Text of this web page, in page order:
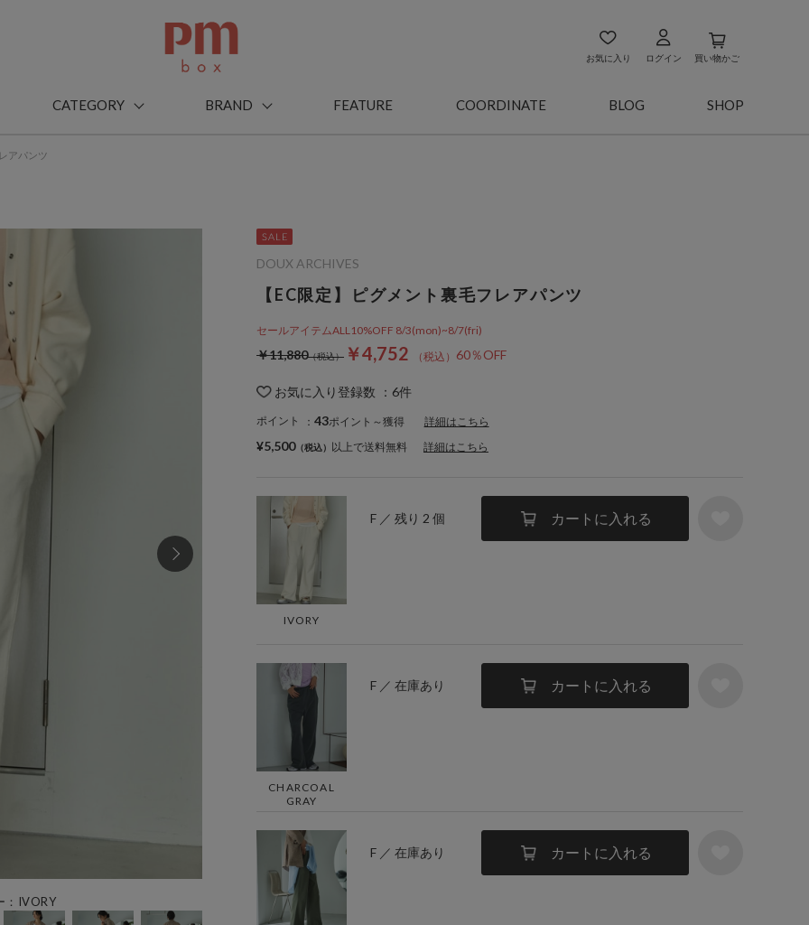
お気に入り ログイン 買い物かご
CATEGORY BRAND FEATURE COORDINATE BLOG SHOP
アパンツ
：IVORY
【EC限定】ピグメント裏毛フレアパンツ
セールアイテムALL10%OFF 8/3(mon)~8/7(fri)
￥4,752 60％OFF
￥11,880
お気に入り登録数 ： 6件
ポイント ： 43ポイント～獲得 詳細はこちら
IVORY
F ／ 残り 2 個 カートに入れる
CHARCOAL
GRAY
F ／ 在庫あり カートに入れる
F ／ 在庫あり カートに入れる
DOUX ARCHIVES
¥5,500 以上で送料無料 詳細はこちら